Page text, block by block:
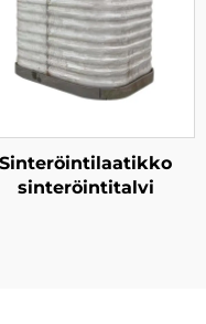
Sinteröintilaatikko
sinteröintitalvi